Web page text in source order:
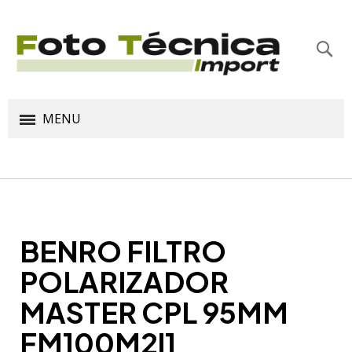
MENU
BENRO FILTRO
POLARIZADOR
MASTER CPL 95MM
FM100M2l1